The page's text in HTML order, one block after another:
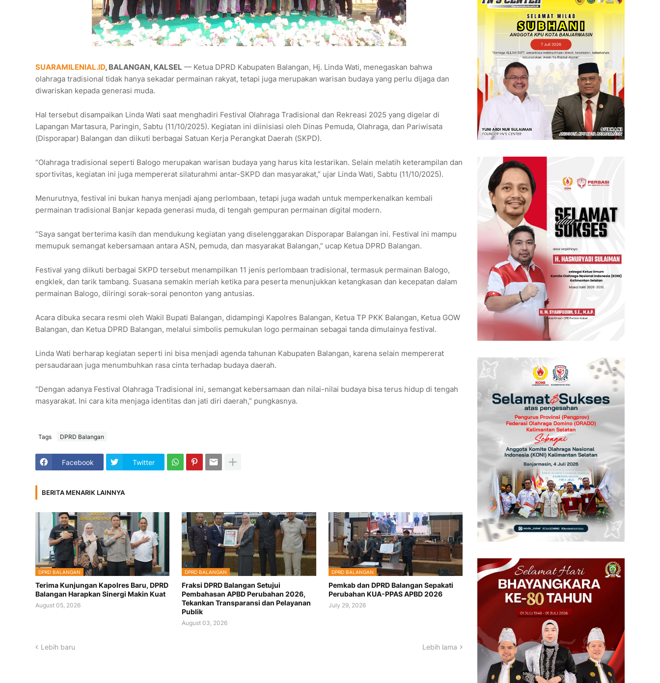
SUARAMILENIAL.ID, BALANGAN, KALSEL — Ketua DPRD Kabupaten Balangan, Hj. Linda Wati, menegaskan bahwa
olahraga tradisional tidak hanya sekadar permainan rakyat, tetapi juga merupakan warisan budaya yang perlu dijaga dan
diwariskan kepada generasi muda.
Hal tersebut disampaikan Linda Wati saat menghadiri Festival Olahraga Tradisional dan Rekreasi 2025 yang digelar di
Lapangan Martasura, Paringin, Sabtu (11/10/2025). Kegiatan ini diinisiasi oleh Dinas Pemuda, Olahraga, dan Pariwisata
(Disporapar) Balangan dan diikuti berbagai Satuan Kerja Perangkat Daerah (SKPD).
“Olahraga tradisional seperti Balogo merupakan warisan budaya yang harus kita lestarikan. Selain melatih keterampilan dan
sportivitas, kegiatan ini juga mempererat silaturahmi antar-SKPD dan masyarakat,” ujar Linda Wati, Sabtu (11/10/2025).
Menurutnya, festival ini bukan hanya menjadi ajang perlombaan, tetapi juga wadah untuk memperkenalkan kembali
permainan tradisional Banjar kepada generasi muda, di tengah gempuran permainan digital modern.
“Saya sangat berterima kasih dan mendukung kegiatan yang diselenggarakan Disporapar Balangan ini. Festival ini mampu
memupuk semangat kebersamaan antara ASN, pemuda, dan masyarakat Balangan,” ucap Ketua DPRD Balangan.
Festival yang diikuti berbagai SKPD tersebut menampilkan 11 jenis perlombaan tradisional, termasuk permainan Balogo,
engklek, dan tarik tambang. Suasana semakin meriah ketika para peserta menunjukkan ketangkasan dan kecepatan dalam
permainan Balogo, diiringi sorak-sorai penonton yang antusias.
Acara dibuka secara resmi oleh Wakil Bupati Balangan, didampingi Kapolres Balangan, Ketua TP PKK Balangan, Ketua GOW
Balangan, dan Ketua DPRD Balangan, melalui simbolis pemukulan logo permainan sebagai tanda dimulainya festival.
Linda Wati berharap kegiatan seperti ini bisa menjadi agenda tahunan Kabupaten Balangan, karena selain mempererat
persaudaraan juga menumbuhkan rasa cinta terhadap budaya daerah.
“Dengan adanya Festival Olahraga Tradisional ini, semangat kebersamaan dan nilai-nilai budaya bisa terus hidup di tengah
masyarakat. Ini cara kita menjaga identitas dan jati diri daerah,” pungkasnya.
Tags DPRD Balangan
Facebook Twitter
BERITA MENARIK LAINNYA
DPRD BALANGAN
Terima Kunjungan Kapolres Baru, DPRD
Balangan Harapkan Sinergi Makin Kuat
August 05, 2026
DPRD BALANGAN
Fraksi DPRD Balangan Setujui
Pembahasan APBD Perubahan 2026,
Tekankan Transparansi dan Pelayanan
Publik
August 03, 2026
DPRD BALANGAN
Pemkab dan DPRD Balangan Sepakati
Perubahan KUA-PPAS APBD 2026
July 29, 2026
Lebih baru Lebih lama